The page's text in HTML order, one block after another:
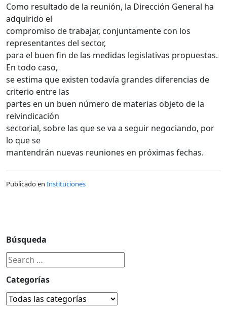
Como resultado de la reunión, la Dirección General ha
adquirido el
compromiso de trabajar, conjuntamente con los
representantes del sector,
para el buen fin de las medidas legislativas propuestas.
En todo caso,
se estima que existen todavía grandes diferencias de
criterio entre las
partes en un buen número de materias objeto de la
reivindicación
sectorial, sobre las que se va a seguir negociando, por
lo que se
mantendrán nuevas reuniones en próximas fechas.
Publicado en Instituciones
Búsqueda
Categorías